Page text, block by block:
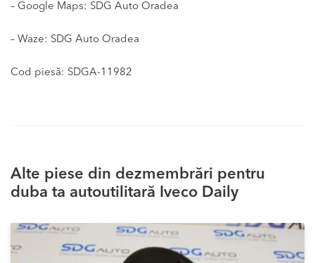
– Google Maps: SDG Auto Oradea
– Waze: SDG Auto Oradea
Cod piesă: SDGA-11982
Alte piese din dezmembrări pentru
duba ta autoutilitară Iveco Daily